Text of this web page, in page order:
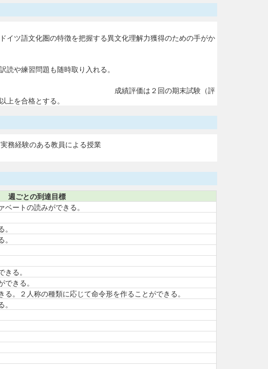
イツ語文化圏の特徴を把握する異文化理解力獲得のための手がか
や練習問題も随時取り入れる。
。 成績評価は２回の期末試験（評
を合格とする。
実務経験のある教員による授業
週ごとの到達目標
ートの読みができる。
る。
きる。
。２人称の種類に応じて命令形を作ることができる。